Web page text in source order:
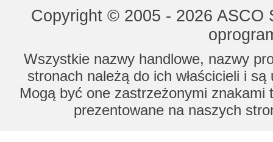
Copyright © 2005 - 2026
Wszystkie nazwy handlowe, nazwy
stronach należą do ich właścicieli i
Mogą być one zastrzeżonymi znakami
prezentowane na naszych